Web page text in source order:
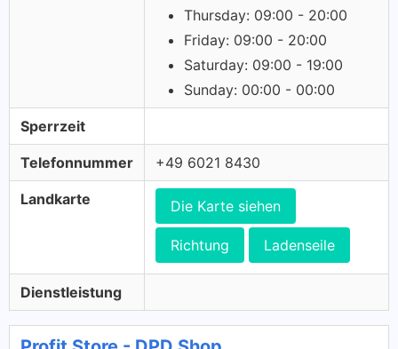
Thursday: 09:00 - 20:00
Friday: 09:00 - 20:00
Saturday: 09:00 - 19:00
Sunday: 00:00 - 00:00
Sperrzeit
Telefonnummer +49 6021 8430
Landkarte Die Karte siehen
Richtung Ladenseile
Dienstleistung